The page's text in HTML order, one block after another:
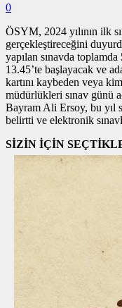
0
ÖSYM, 2024 yılının ilk
gerçekleştireceğini
yapılan sınavda
13.45’te başlayacak ve
kartını kaybeden veya
müdürlükleri sınav günü
Bayram Ali Ersoy, bu yıl
belirtti ve elektronik
SİZİN İÇİN